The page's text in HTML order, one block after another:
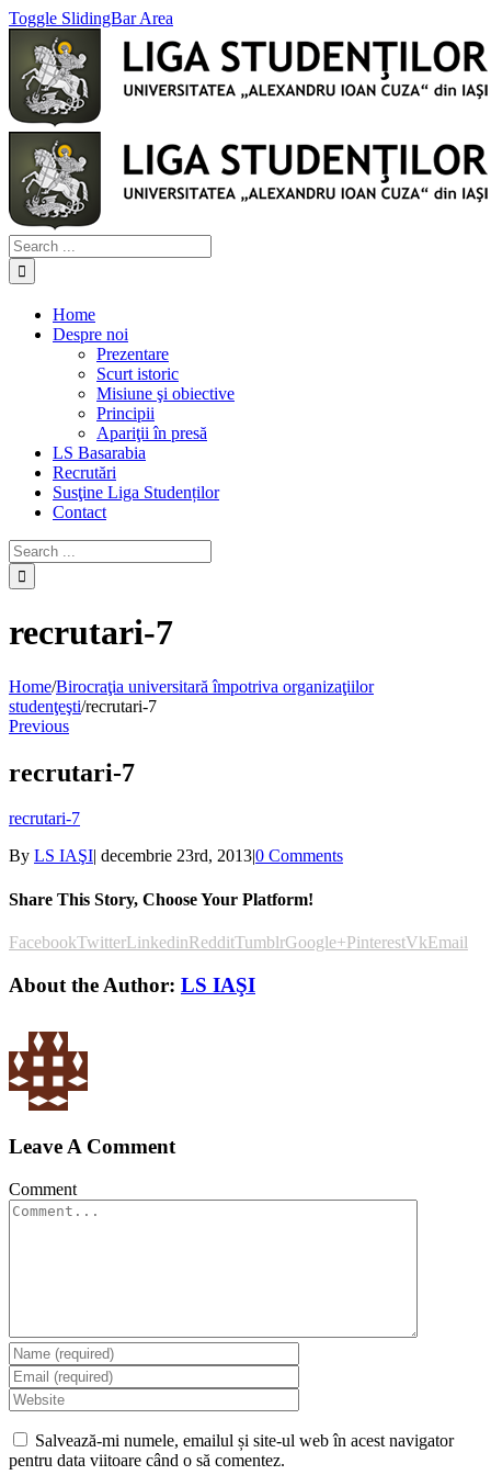
Toggle SlidingBar Area
Home
Despre noi
Prezentare
Scurt istoric
Misiune şi obiective
Principii
Apariţii în presă
LS Basarabia
Recrutări
Susţine Liga Studenților
Contact
recrutari-7
Home/Birocraţia universitară împotriva organizaţiilor
studenţeşti/recrutari-7
Previous
recrutari-7
recrutari-7
By LS IAŞI| decembrie 23rd, 2013|0 Comments
Share This Story, Choose Your Platform!
FacebookTwitterLinkedinRedditTumblrGoogle+PinterestVkEmail
About the Author: LS IAŞI
Leave A Comment
Comment
Salvează-mi numele, emailul și site-ul web în acest navigator
pentru data viitoare când o să comentez.